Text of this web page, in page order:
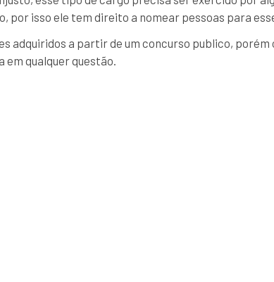
por isso ele tem direito a nomear pessoas para
adquiridos a partir de um concurso publico, porém
em qualquer questão.